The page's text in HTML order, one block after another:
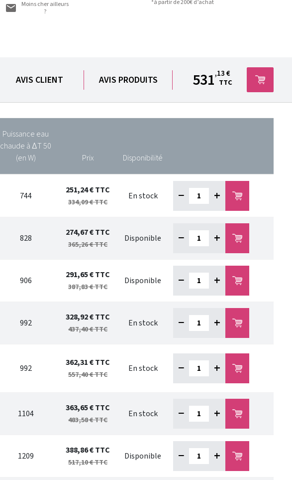
Moins cher ailleurs
?
*à partir de 200€ d’achat
AVIS CLIENT AVIS PRODUITS 531,13 €
TTC
Puissance eau
chaude à ∆T 50
(en W)
Prix Disponibilité
744
251,24 €TTC
334,09 €TTC
En stock − +
828
274,67 €TTC
365,26 €TTC
Disponible − +
906
291,65 €TTC
387,83 €TTC
Disponible − +
992
328,92 €TTC
437,40 €TTC
En stock − +
992
362,31 €TTC
557,40 €TTC
En stock − +
1104
363,65 €TTC
483,58 €TTC
En stock − +
1209
388,86 €TTC
517,10 €TTC
Disponible − +